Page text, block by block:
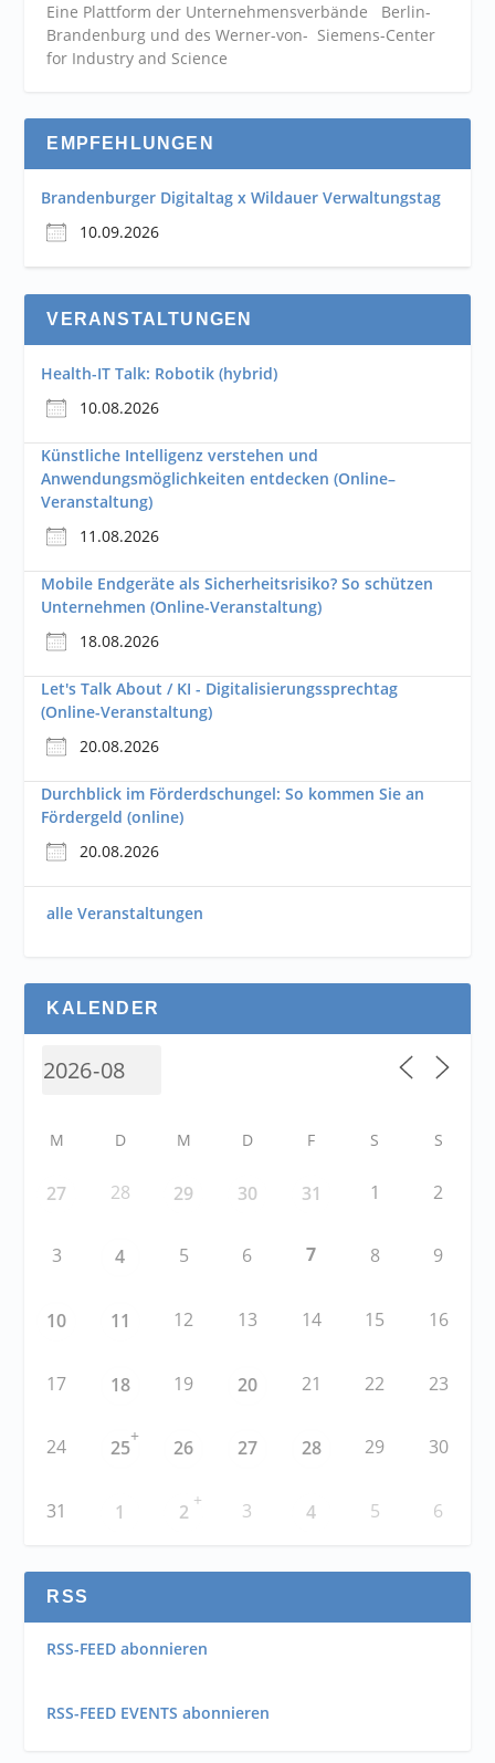
Eine Plattform der Unternehmensverbände Berlin-
Brandenburg und des Werner-von- Siemens-Center
for Industry and Science
EMPFEHLUNGEN
Brandenburger Digitaltag x Wildauer Verwaltungstag
10.09.2026
VERANSTALTUNGEN
Health-IT Talk: Robotik (hybrid)
10.08.2026
Künstliche Intelligenz verstehen und
Anwendungsmöglichkeiten entdecken (Online–
Veranstaltung)
11.08.2026
Mobile Endgeräte als Sicherheitsrisiko? So schützen
Unternehmen (Online-Veranstaltung)
18.08.2026
Let's Talk About / KI - Digitalisierungssprechtag
(Online-Veranstaltung)
20.08.2026
Durchblick im Förderdschungel: So kommen Sie an
Fördergeld (online)
20.08.2026
alle Veranstaltungen
KALENDER
M D M D F S S
27 28 29 30 31 1 2
3 4 5 6 7 8 9
10 11 12 13 14 15 16
17 18 19 20 21 22 23
24 25
+
26 27 28 29 30
31 1 2
+ 3 4 5 6
RSS
RSS-FEED abonnieren
RSS-FEED EVENTS abonnieren